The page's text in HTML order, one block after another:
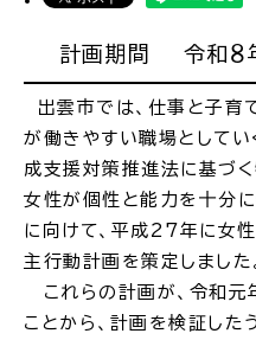
移住・定住をお
For Foreigners
外国人の方へ
新着情報一覧
ふるさと納税
計画期間 令和８
出雲市では、仕事と子育
が働きやすい職場として
成支援対策推進法に基づ
女性が個性と能力を十分
に向けて、平成27年に女
主行動計画を策定しました
これらの計画が、令和元
ことから、計画を検証した